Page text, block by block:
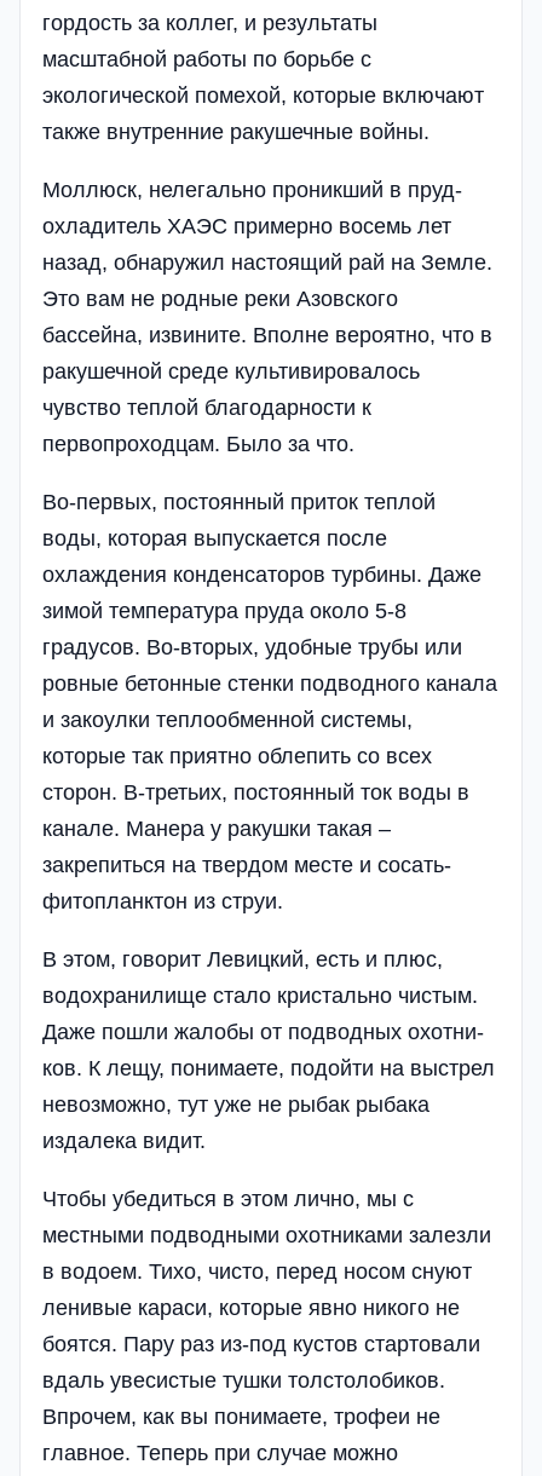
гордость за коллег, и результаты
масштабной работы по борьбе с
экологической помехой, которые включают
также внутренние ракушечные войны.
Моллюск, нелегально проникший в пруд-
охладитель ХАЭС примерно восемь лет
назад, обнаружил настоящий рай на Земле.
Это вам не родные реки Азовского
бассейна, извините. Вполне вероятно, что в
ракушечной среде культивировалось
чувство теплой благодарности к
первопроходцам. Было за что.
Во-первых, постоянный приток теплой
воды, которая выпускается после
охлаждения конденсаторов турбины. Даже
зимой температура пруда около 5-8
градусов. Во-вторых, удобные трубы или
ровные бетонные стенки под­водного канала
и закоулки теплообменной системы,
которые так приятно облепить со всех
сторон. В-третьих, посто­янный ток воды в
канале. Манера у ракушк­и такая –
закрепиться на твердом месте и сосать­
фитопланктон из струи.
В этом, говорит Левицкий, есть и плюс,
водохранилище стало кристально чистым.
Даже пошли жалобы от подводных охотни­
ков. К лещу, понимаете, подойти на выстрел
невозможно, тут уже не рыбак рыбака
издалека видит.
Чтобы убедиться в этом лично, мы с
местными подводными охотниками залезли
в водоем. Тихо, чисто, перед носом снуют
ленивые караси, которые явно никого не
боятся. Пару раз из-под кустов стартовали
вдаль увесистые тушки толстолобиков.
Впрочем, как вы понимаете, трофеи не
главное. Теперь при случае можно